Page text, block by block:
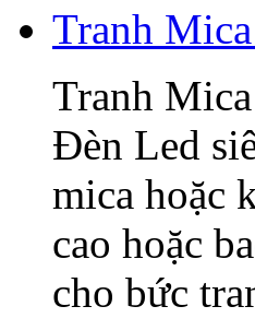
Tranh
Tranh
Đèn Led
mica hoặc
cao hoặc
cho bức